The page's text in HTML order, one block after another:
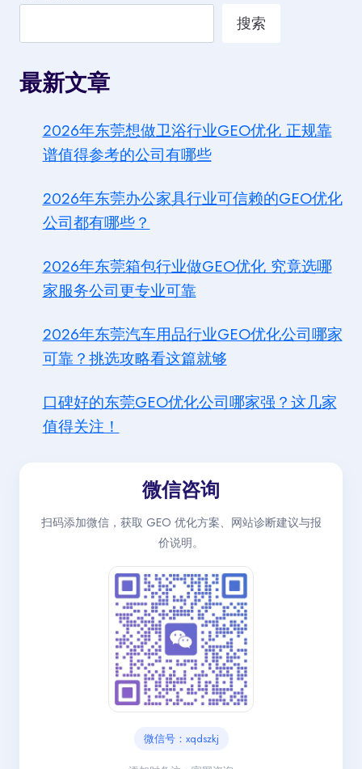
搜索
最新文章
2026年东莞想做卫浴行业GEO优化 正规靠
谱值得参考的公司有哪些
2026年东莞办公家具行业可信赖的GEO优化
公司都有哪些？
2026年东莞箱包行业做GEO优化 究竟选哪
家服务公司更专业可靠
2026年东莞汽车用品行业GEO优化公司哪家
可靠？挑选攻略看这篇就够
口碑好的东莞GEO优化公司哪家强？这几家
值得关注！
微信咨询
扫码添加微信，获取 GEO 优化方案、网站诊断建议与报
价说明。
微信号：xqdszkj